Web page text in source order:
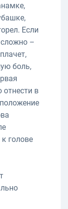
Если
сложно –
боль,
в
голове